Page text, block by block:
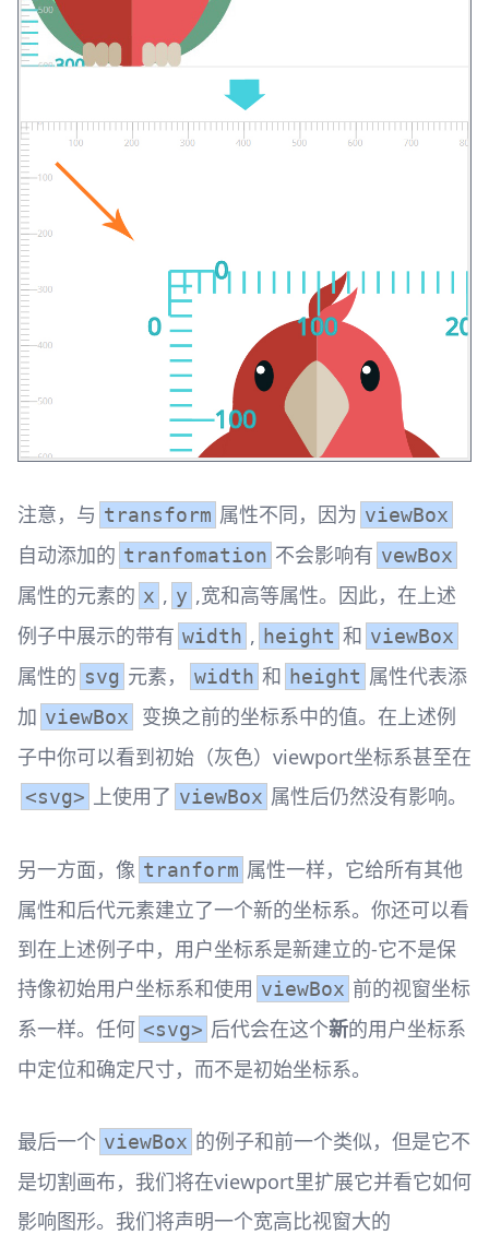
注意，与 transform 属性不同，因为 viewBox
自动添加的 tranfomation 不会影响有 vewBox
属性的元素的 x , y ,宽和高等属性。因此，在上述
例子中展示的带有 width , height 和 viewBox
属性的 svg 元素， width 和 height 属性代表添
加 viewBox
变换之前的坐标系中的值。在上述例
子中你可以看到初始（灰色）viewport坐标系甚至在
<svg> 上使用了 viewBox 属性后仍然没有影响。
另一方面，像 tranform 属性一样，它给所有其他
属性和后代元素建立了一个新的坐标系。你还可以看
到在上述例子中，用户坐标系是新建立的-它不是保
持像初始用户坐标系和使用 viewBox 前的视窗坐标
系一样。任何 <svg> 后代会在这个新的用户坐标系
中定位和确定尺寸，而不是初始坐标系。
最后一个 viewBox 的例子和前一个类似，但是它不
是切割画布，我们将在viewport里扩展它并看它如何
影响图形。我们将声明一个宽高比视窗大的